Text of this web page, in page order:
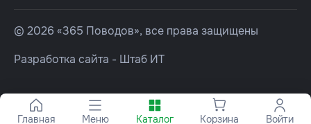
Главная Меню Каталог Корзина Войти
© 2026 «365 Поводов», все права защищены
Разработка сайта - Штаб ИТ